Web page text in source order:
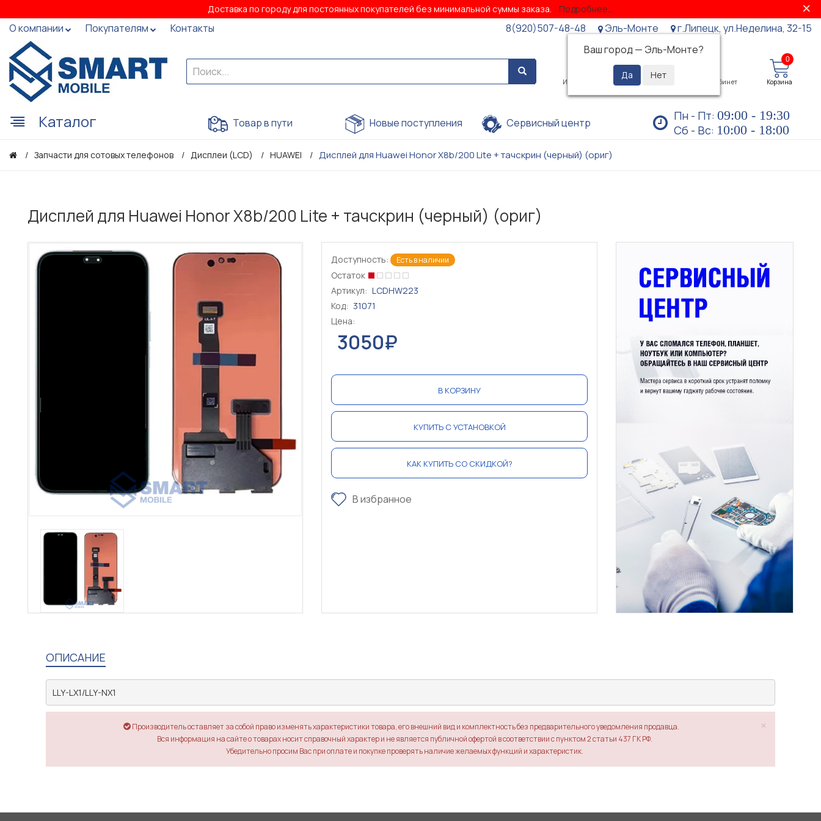
Доставка по городу для постоянных покупателей без минимальной суммы заказа. Подробнее...
О компании Покупателям Контакты 8(920)507-48-48
Эль-Монте
Ваш город — Эль-Монте?
г.Липецк, ул.Неделина, 32-15
Избранное Просмотренные Личный кабинет
0
Корзина
Каталог Товар в пути Новые поступления Сервисный центр Пн - Пт: 09:00 - 19:30
Сб - Вс: 10:00 - 18:00
Запчасти для сотовых телефонов Дисплеи (LCD) HUAWEI Дисплей для Huawei Honor X8b/200 Lite + тачскрин (черный) (ориг)
Дисплей для Huawei Honor X8b/200 Lite + тачскрин (черный) (ориг)
Доступность: Есть в наличии
Остаток
Артикул: LCDHW223
Код: 31071
Цена:
3050₽
В КОРЗИНУ
КУПИТЬ С УСТАНОВКОЙ
КАК КУПИТЬ СО СКИДКОЙ?
В избранное
ОПИСАНИЕ
LLY-LX1/LLY-NX1
×
Производитель оставляет за собой право изменять характеристики товара, его внешний вид и комплектность без предварительного уведомления продавца.
Вся информация на сайте о товарах носит справочный характер и не является публичной офертой в соответствии с пунктом 2 статьи 437 ГК РФ.
Убедительно просим Вас при оплате и покупке проверять наличие желаемых функций и характеристик.